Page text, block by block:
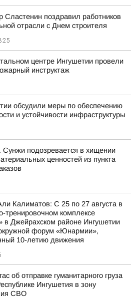
Сластенин поздравил работников
отрасли с Днем строителя
центре Ингушетии провели
инструктаж
обсудили меры по обеспечению
и устойчивости инфраструктуры
Сунжи подозревается в хищении
ценностей из пункта
Калиматов: С 25 по 27 августа в
тренировочном комплексе
в Джейрахском районе Ингушетии
форум «Юнармии»,
10-летию движения
об отправке гуманитарного груза
Ингушетия в зону
СВО